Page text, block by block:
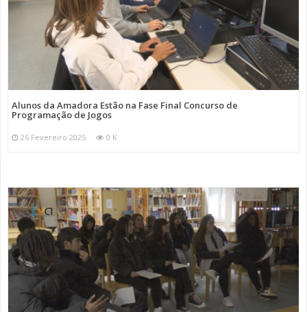
Alunos da Amadora Estão na Fase Final Concurso de
Programação de Jogos
26 Fevereiro 2025 0 K